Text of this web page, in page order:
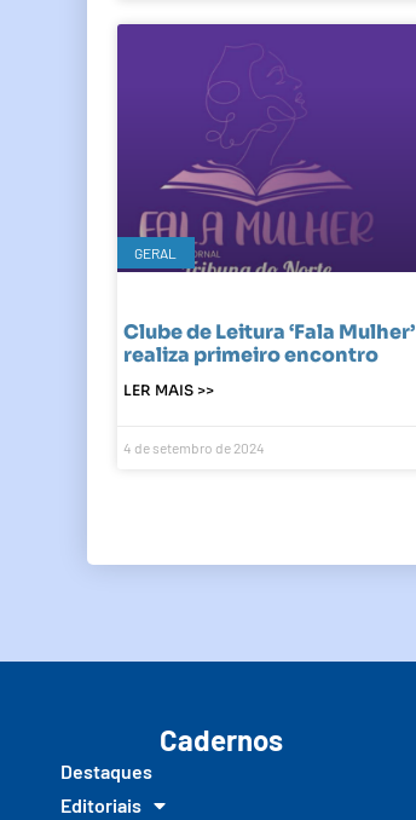
GERAL
Clube de Leitura ‘Fala Mulher’
realiza primeiro encontro
LER MAIS >>
4 de setembro de 2024
Cadernos
Destaques
Editoriais